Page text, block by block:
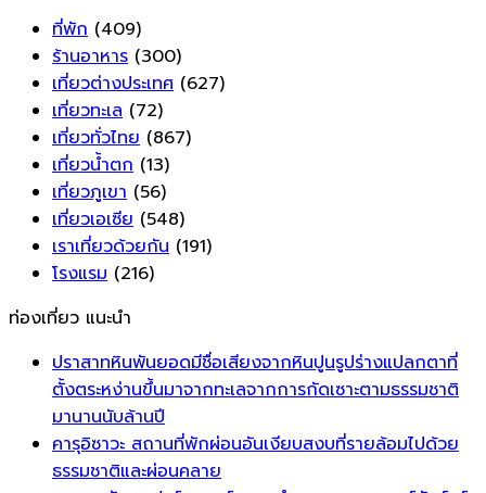
ที่พัก (409)
ร้านอาหาร (300)
เที่ยวต่างประเทศ (627)
เที่ยวทะเล (72)
เที่ยวทั่วไทย (867)
เที่ยวน้ำตก (13)
เที่ยวภูเขา (56)
เที่ยวเอเซีย (548)
เราเที่ยวด้วยกัน (191)
โรงแรม (216)
ท่องเที่ยว แนะนำ
ปราสาทหินพันยอดมีชื่อเสียงจากหินปูนรูปร่างแปลกตาที่
ตั้งตระหง่านขึ้นมาจากทะเลจากการกัดเซาะตามธรรมชาติ
มานานนับล้านปี
คารุอิซาวะ สถานที่พักผ่อนอันเงียบสงบที่รายล้อมไปด้วย
ธรรมชาติและผ่อนคลาย